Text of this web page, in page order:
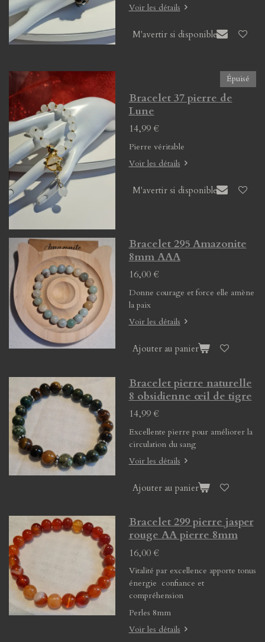
Voir les détails
M'avertir si disponible
Épuisé
Bracelet 37 pierre de
Lune
14,99 €
Pierre véritable
Voir les détails
M'avertir si disponible
Bracelet 295 Amazonite
8mm AAA
16,00 €
Donne courage et force elle amène
la paix
Voir les détails
Ajouter au panier
Bracelet pierre naturelle
8 obsidienne œil de tigre
14,99 €
Excellente pierre pour améliorer la
circulation du sang
Voir les détails
Ajouter au panier
Bracelet 299 pierre jasper
rouge AA pierre 8mm
16,00 €
Vitalité par excellence apporte tonus
énergie confiance et
compréhension
Perles 8mm
Voir les détails